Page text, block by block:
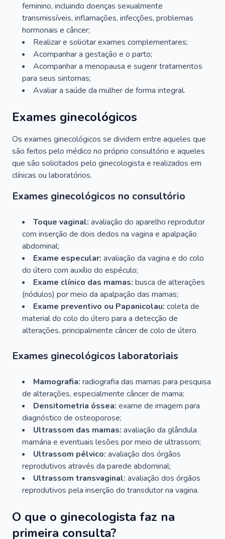
feminino, incluindo doenças sexualmente
transmissíveis, inflamações, infecções, problemas
hormonais e câncer;
Realizar e solicitar exames complementares;
Acompanhar a gestação e o parto;
Acompanhar a menopausa e sugerir tratamentos
para seus sintomas;
Avaliar a saúde da mulher de forma integral.
Exames ginecológicos
Os exames ginecológicos se dividem entre aqueles que
são feitos pelo médico no próprio consultório e aqueles
que são solicitados pelo ginecologista e realizados em
clínicas ou laboratórios.
Exames ginecológicos no consultório
Toque vaginal: avaliação do aparelho reprodutor
com inserção de dois dedos na vagina e apalpação
abdominal;
Exame especular: avaliação da vagina e do colo
do útero com auxílio do espéculo;
Exame clínico das mamas: busca de alterações
(nódulos) por meio da apalpação das mamas;
Exame preventivo ou Papanicolau: coleta de
material do colo do útero para a detecção de
alterações, principalmente câncer de colo de útero.
Exames ginecológicos laboratoriais
Mamografia: radiografia das mamas para pesquisa
de alterações, especialmente câncer de mama;
Densitometria óssea: exame de imagem para
diagnóstico de osteoporose;
Ultrassom das mamas: avaliação da glândula
mamária e eventuais lesões por meio de ultrassom;
Ultrassom pélvico: avaliação dos órgãos
reprodutivos através da parede abdominal;
Ultrassom transvaginal: avaliação dos órgãos
reprodutivos pela inserção do transdutor na vagina.
O que o ginecologista faz na
primeira consulta?